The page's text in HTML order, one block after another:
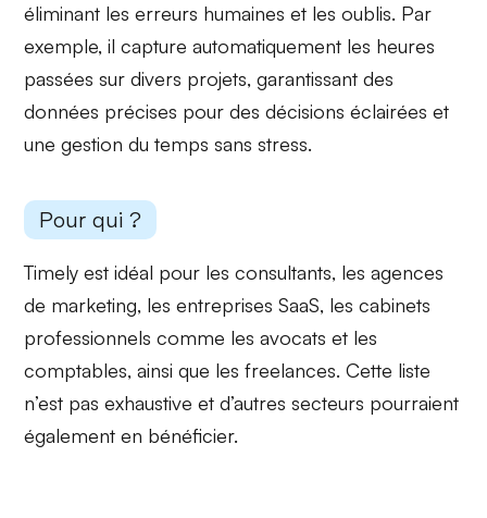
éliminant les erreurs humaines et les oublis. Par
exemple, il capture automatiquement les heures
passées sur divers projets, garantissant des
données précises pour des décisions éclairées et
une gestion du tempssans stress.
Pour qui ?
Timely est idéal pour lesconsultants, les agences
de marketing, les entreprises SaaS, les cabinets
professionnels comme les avocats et les
comptables, ainsi que les freelances. Cette liste
n’est pas exhaustive et d’autres secteurs pourraient
également en bénéficier.